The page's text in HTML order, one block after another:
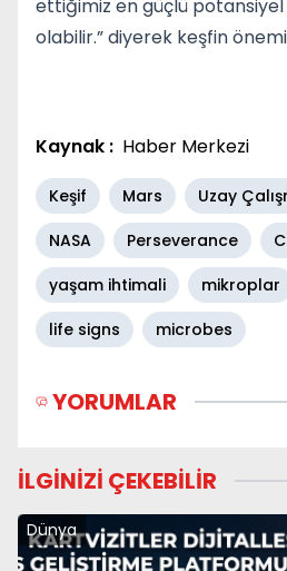
ettiğimiz en güçlü
olabilir.” diyerek keşfin
Kaynak : Haber Merkezi
Keşif Mars Uzay
NASA
Perseverance
yaşam ihtimali
mikroplar
life signs
microbes
YORUMLAR
İLGİNİZİ ÇEKEBİLİR
Dünya